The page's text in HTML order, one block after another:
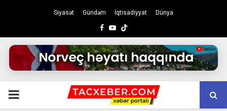
Siyasət Gündəm İqtisadiyyat Dünya
Facebook
Youtube
PRIMARY